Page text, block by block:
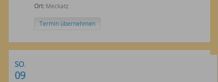
Ort: Meckatz
Termin übernehmen
SO.
09